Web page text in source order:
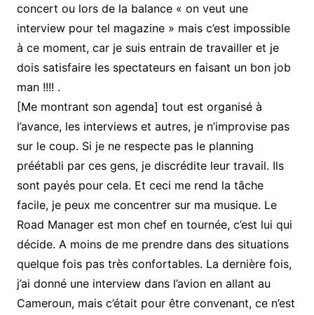
concert ou lors de la balance « on veut une
interview pour tel magazine » mais c’est impossible
à ce moment, car je suis entrain de travailler et je
dois satisfaire les spectateurs en faisant un bon job
man !!!! .
[Me montrant son agenda] tout est organisé à
l’avance, les interviews et autres, je n’improvise pas
sur le coup. Si je ne respecte pas le planning
préétabli par ces gens, je discrédite leur travail. Ils
sont payés pour cela. Et ceci me rend la tâche
facile, je peux me concentrer sur ma musique. Le
Road Manager est mon chef en tournée, c’est lui qui
décide. A moins de me prendre dans des situations
quelque fois pas très confortables. La dernière fois,
j’ai donné une interview dans l’avion en allant au
Cameroun, mais c’était pour être convenant, ce n’est